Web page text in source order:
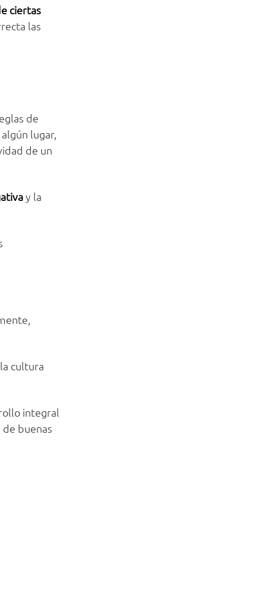
ciertas
las
de
lugar,
de un
y la
cultura
integral
buenas